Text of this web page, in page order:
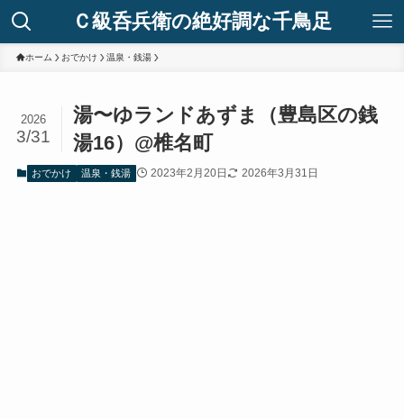
Ｃ級呑兵衛の絶好調な千鳥足
ホーム おでかけ 温泉・銭湯
湯〜ゆランドあずま（豊島区の銭
湯16）@椎名町
2026
3/31
おでかけ 温泉・銭湯 2023年2月20日 2026年3月31日